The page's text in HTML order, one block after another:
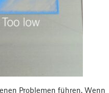
Problemen führen. Wenn